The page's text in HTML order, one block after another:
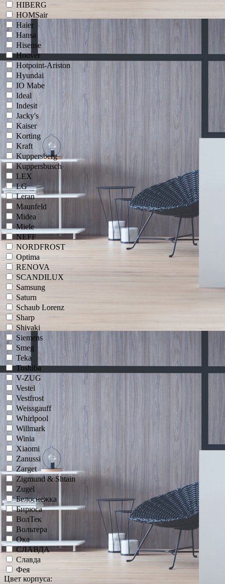
HIBERG
HOMSair
Haier
Hansa
Hisense
Hoover
Hotpoint-Ariston
Hyundai
IO Mabe
Ideal
Indesit
Jacky's
Kaiser
Korting
Kraft
Kuppersberg
Kuppersbusch
LEX
LG
Leran
Maunfeld
Midea
Miele
NEFF
NORDFROST
Optima
RENOVA
SCANDILUX
Samsung
Saturn
Schaub Lorenz
Sharp
Shivaki
Siemens
Smeg
Teka
Toshiba
V-ZUG
Vestel
Vestfrost
Weissgauff
Whirlpool
Willmark
Winia
Xiaomi
Zanussi
Zarget
Zigmund & Shtain
Zugel
Белоснежка
Бирюса
ВолТек
Вольтера
Ока
СЛАВДА
Славда
Фея
Цвет корпуса: